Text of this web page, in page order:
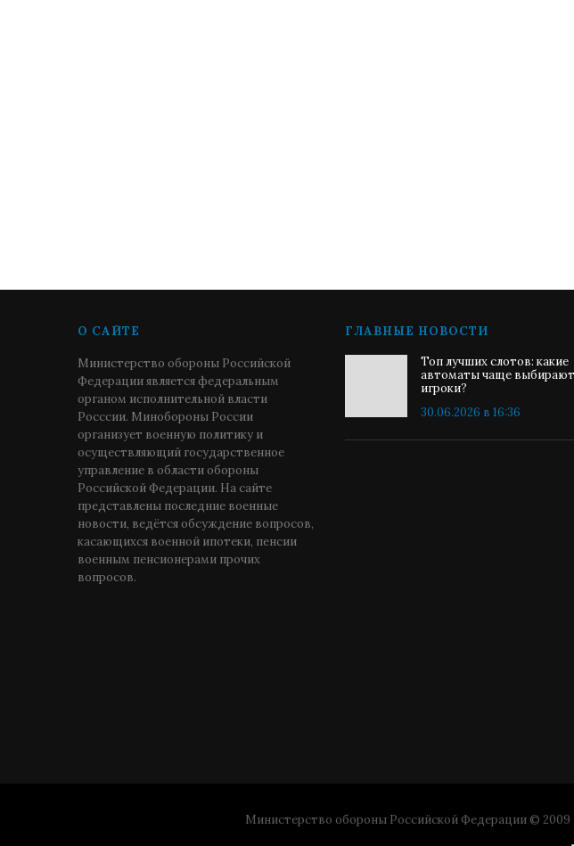
О САЙТЕ
Министерство обороны Российской
Федерации является федеральным
органом исполнительной власти
Росссии. Минобороны России
организует военную политику и
осуществляющий государственное
управление в области обороны
Российской Федерации. На сайте
представлены последние военные
новости, ведётся обсуждение вопросов,
касающихся военной ипотеки, пенсии
военным пенсионерами прочих
вопросов.
ГЛАВНЫЕ НОВОСТИ
Топ лучших слотов: какие
автоматы чаще выбирают
игроки?
30.06.2026 в 16:36
Министерство обороны Российской Федерации © 2009